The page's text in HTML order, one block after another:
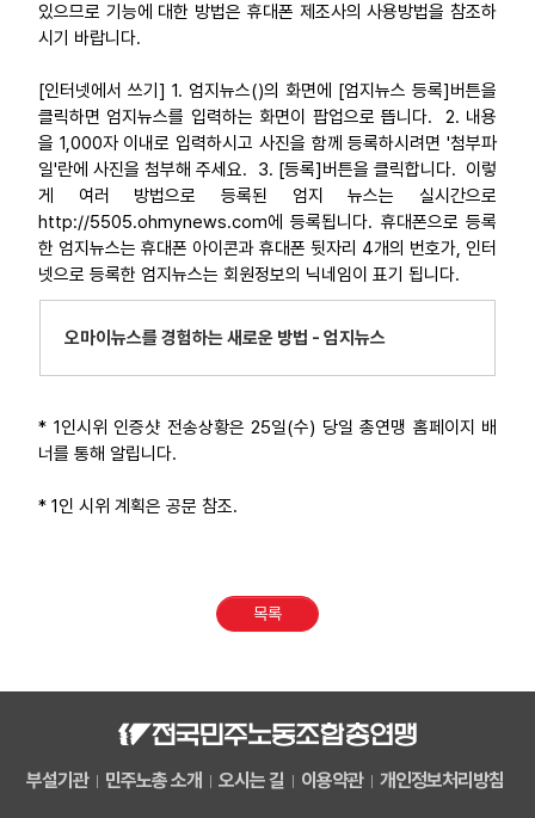
있으므로 기능에 대한 방법은 휴대폰 제조사의 사용방법을 참조하
시기 바랍니다.
[인터넷에서 쓰기] 1. 엄지뉴스()의 화면에 [엄지뉴스 등록]버튼을
클릭하면 엄지뉴스를 입력하는 화면이 팝업으로 뜹니다. 2. 내용
을 1,000자 이내로 입력하시고 사진을 함께 등록하시려면 '첨부파
일'란에 사진을 첨부해 주세요. 3. [등록]버튼을 클릭합니다. 이렇
게 여러 방법으로 등록된 엄지 뉴스는 실시간으로
http://5505.ohmynews.com에 등록됩니다. 휴대폰으로 등록
한 엄지뉴스는 휴대폰 아이콘과 휴대폰 뒷자리 4개의 번호가, 인터
넷으로 등록한 엄지뉴스는 회원정보의 닉네임이 표기 됩니다.
오마이뉴스를 경험하는 새로운 방법 - 엄지뉴스
* 1인시위 인증샷 전송상황은 25일(수) 당일 총연맹 홈페이지 배
너를 통해 알립니다.
* 1인 시위 계획은 공문 참조.
목록
부설기관 민주노총 소개 오시는 길 이용약관 개인정보처리방침